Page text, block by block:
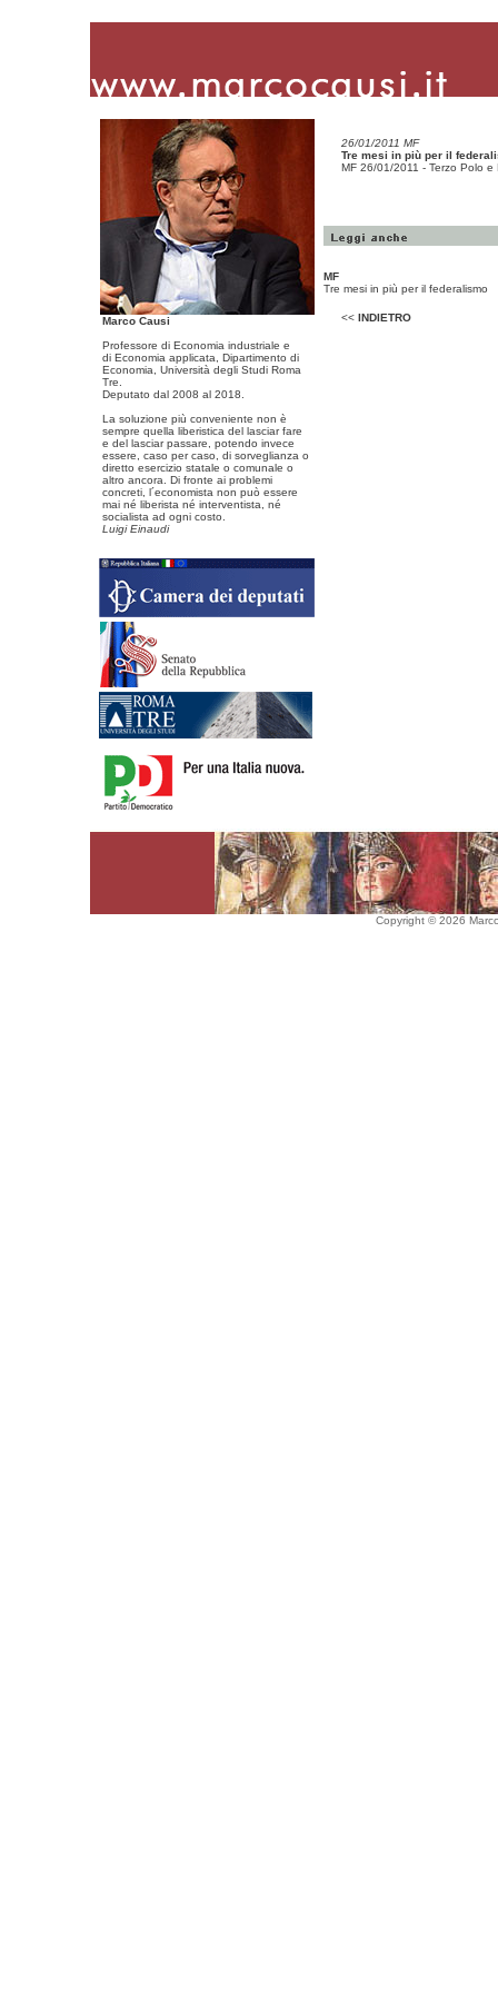
Marco Causi
Professore di Economia industriale e
di Economia applicata, Dipartimento di
Economia, Università degli Studi Roma
Tre.
Deputato dal 2008 al 2018.
La soluzione più conveniente non è
sempre quella liberistica del lasciar fare
e del lasciar passare, potendo invece
essere, caso per caso, di sorveglianza o
diretto esercizio statale o comunale o
altro ancora. Di fronte ai problemi
concreti, l´economista non può essere
mai né liberista né interventista, né
socialista ad ogni costo.
Luigi Einaudi
26/01/2011 MF
Tre mesi in più per il
MF 26/01/2011 - Terzo Polo
MF
Tre mesi in più per il federalismo
<< INDIETRO
Copyright © 2026